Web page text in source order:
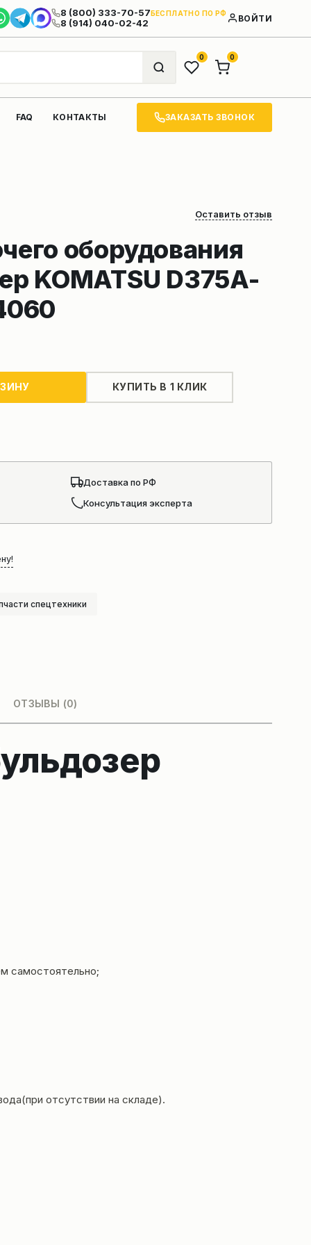
8 (800) 333-70-57БЕСПЛАТНО ПО РФ
8 (914) 040-02-42 ВОЙТИ
0 0
FAQ КОНТАКТЫ ЗАКАЗАТЬ ЗВОНОК
Оставить отзыв
оборудования
KOMATSU D375A-
КУПИТЬ В 1 КЛИК
Доставка по РФ
Консультация эксперта
спецтехники
ОТЗЫВЫ (0)
самостоятельно;
отсутствии на складе).